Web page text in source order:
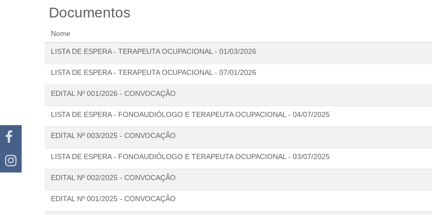
Documentos
Nome
LISTA DE ESPERA - TERAPEUTA OCUPACIONAL - 01/03/2026
LISTA DE ESPERA - TERAPEUTA OCUPACIONAL - 07/01/2026
EDITAL Nº 001/2026 - CONVOCAÇÃO
LISTA DE ESPERA - FONOAUDIÓLOGO E TERAPEUTA OCUPACIONAL - 04/07/2025
EDITAL Nº 003/2025 - CONVOCAÇÃO
LISTA DE ESPERA - FONOAUDIÓLOGO E TERAPEUTA OCUPACIONAL - 03/07/2025
EDITAL Nº 002/2025 - CONVOCAÇÃO
EDITAL Nº 001/2025 - CONVOCAÇÃO